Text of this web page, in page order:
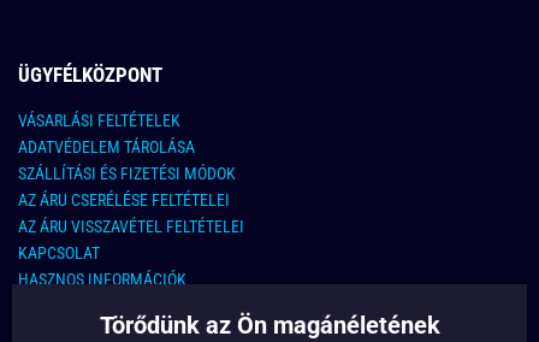
ÜGYFÉLKÖZPONT
VÁSARLÁSI FELTÉTELEK
ADATVÉDELEM TÁROLÁSA
SZÁLLÍTÁSI ÉS FIZETÉSI MÓDOK
AZ ÁRU CSERÉLÉSE FELTÉTELEI
AZ ÁRU VISSZAVÉTEL FELTÉTELEI
KAPCSOLAT
HASZNOS INFORMÁCIÓK
KAPCSOLATTörődünk az Ön magánéletének